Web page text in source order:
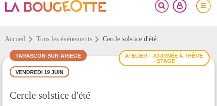
Accueil Tous les événements Cercle solstice d'été
ATELIER - JOURNÉE À THÈME
- STAGE
TARASCON-SUR-ARIEGE
VENDREDI 19 JUIN
Cercle solstice d'été